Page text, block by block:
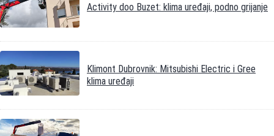
Activity doo Buzet: klima uređaji, podno grijanje
Klimont Dubrovnik: Mitsubishi Electric i Gree
klima uređaji